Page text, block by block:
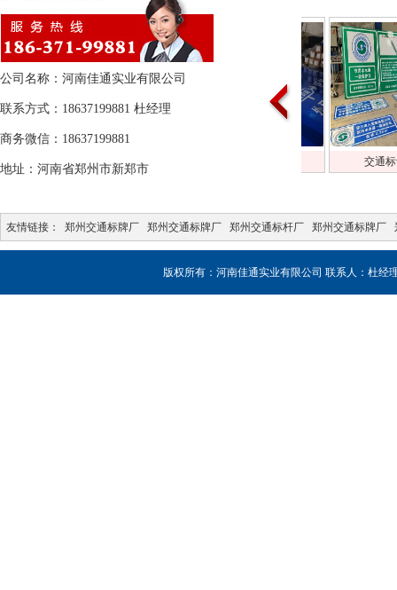
公司名称：河南佳通实业有限公司
联系方式：18637199881 杜经理
商务微信：18637199881
地址：河南省郑州市新郑市
半成品 交通标识牌厂家
友情链接： 郑州交通标牌厂 郑州交通标牌厂 郑州交通标杆厂 郑州交通标牌厂
版权所有：河南佳通实业有限公司 联系人：杜经